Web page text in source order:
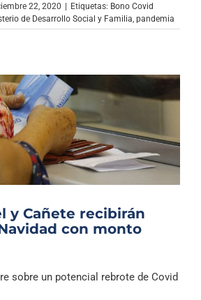
22, 2020 | Etiquetas: Bono Covid
de Desarrollo Social y Familia pandemia
y Cañete recibirán
con monto
sobre un potencial rebrote de Covid